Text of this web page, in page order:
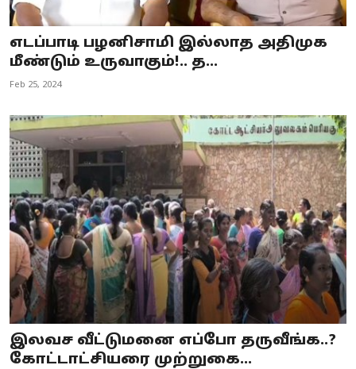
எடப்பாடி பழனிசாமி இல்லாத அதிமுக
மீண்டும் உருவாகும்!.. த...
Feb 25, 2024
இலவச வீட்டுமனை எப்போ தருவீங்க..?
கோட்டாட்சியரை முற்றுகை...